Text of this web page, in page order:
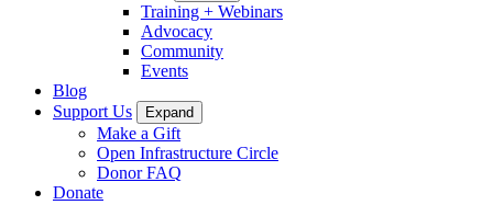
Training + Webinars
Advocacy
Community
Events
Blog
Support Us
Expand
Make a Gift
Open Infrastructure Circle
Donor FAQ
Donate